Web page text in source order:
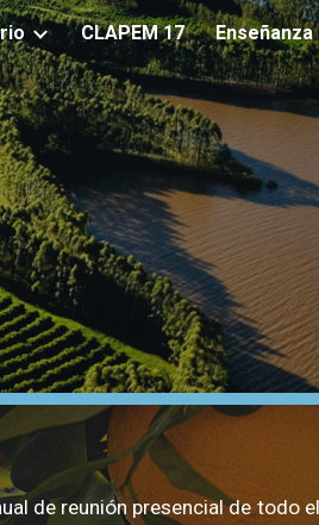
CLAPEM 17 Enseñanza
dereunión presencial de todo